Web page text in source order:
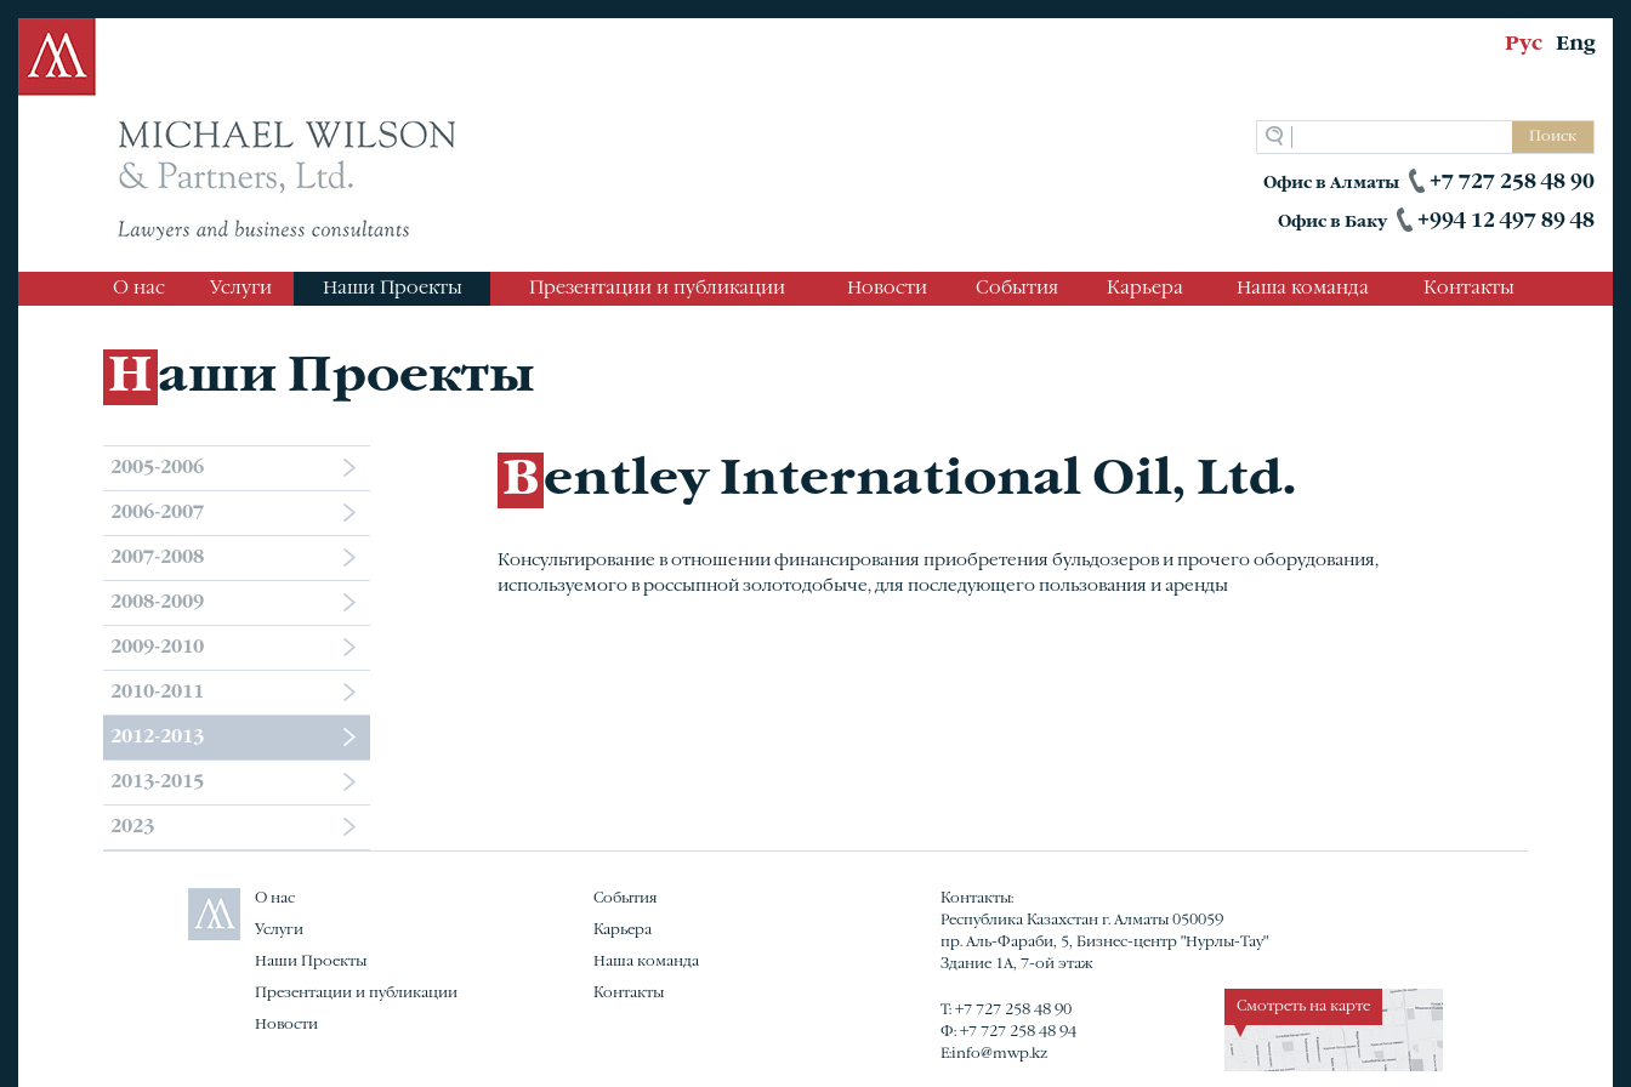
Рус Eng
Поиск
Офис в Алматы +7 727 258 48 90
Офис в Баку +994 12 497 89 48
О нас Услуги Наши Проекты Презентации и публикации Новости События Карьера Наша команда Контакты
Наши Проекты
2005-2006
2006-2007
2007-2008
2008-2009
2009-2010
2010-2011
2012-2013
2013-2015
2023
Bentley International Oil, Ltd.
Консультирование в отношении финансирования приобретения бульдозеров и прочего оборудования,
используемого в россыпной золотодобыче, для последующего пользования и аренды
О нас
Услуги
Наши Проекты
Презентации и публикации
Новости
События
Карьера
Наша команда
Контакты
Контакты:
Республика Казахстан г. Алматы 050059
пр. Аль-Фараби, 5, Бизнес-центр "Нурлы-Тау"
Здание 1А, 7-ой этаж
Т:+7 727 258 48 90
Ф:+7 727 258 48 94
E:info@mwp.kz
Смотреть на карте